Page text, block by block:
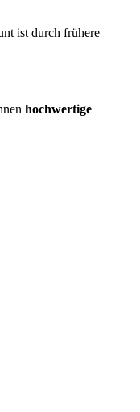
ist durch frühere
hochwertige